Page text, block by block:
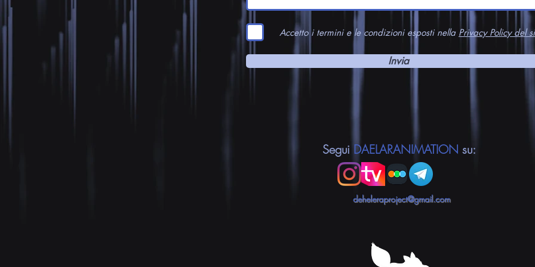
Accetto i termini e le condizioni esposti nella Privacy Policy del
Invia
Segui DAELARANIMATION su:
deheleraproject@gmail.com